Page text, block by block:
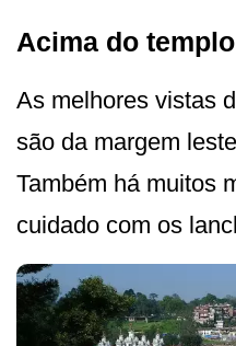
Acima do templo
As melhores vistas
são da margem
Também há muitos
cuidado com os